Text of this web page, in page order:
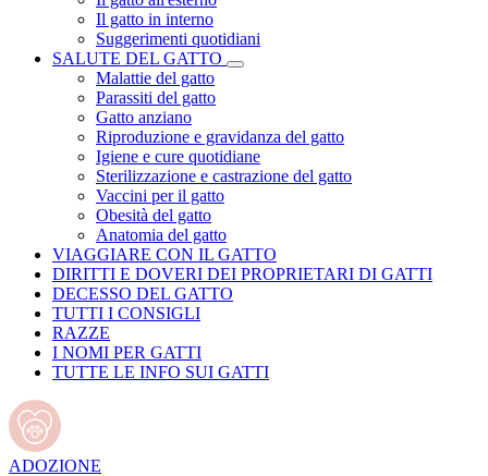
Il gatto in interno
Suggerimenti quotidiani
SALUTE DEL GATTO
Malattie del gatto
Parassiti del gatto
Gatto anziano
Riproduzione e gravidanza del gatto
Igiene e cure quotidiane
Sterilizzazione e castrazione del gatto
Vaccini per il gatto
Obesità del gatto
Anatomia del gatto
VIAGGIARE CON IL GATTO
DIRITTI E DOVERI DEI PROPRIETARI DI GATTI
DECESSO DEL GATTO
TUTTI I CONSIGLI
RAZZE
I NOMI PER GATTI
TUTTE LE INFO SUI GATTI
ADOZIONE